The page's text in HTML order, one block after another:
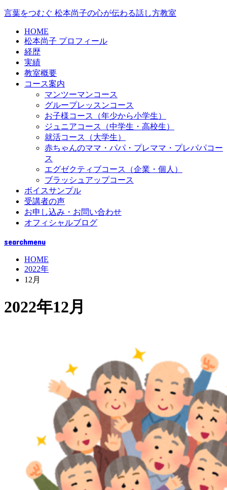
言葉をつむぐ 松本尚子の心が伝わる話し方教室
HOME
松本尚子 プロフィール
経歴
実績
教室概要
コース案内
マンツーマンコース
グループレッスンコース
お子様コース（年少から小学生）
ジュニアコース（中学生・高校生）
就活コース（大学生）
赤ちゃんのママ・パパ・プレママ・プレパパコー
ス
エグゼクティブコース（企業・個人）
ブラッシュアップコース
ボイスサンプル
受講者の声
お申し込み・お問い合わせ
オフィシャルブログ
searchmenu
HOME
2022年
12月
2022年12月